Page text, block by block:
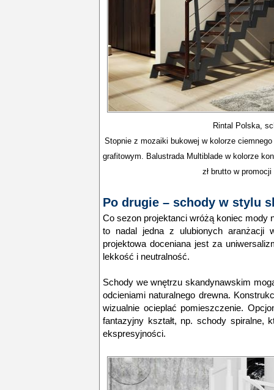
Rintal Polska,
Stopnie z mozaiki bukowej w kolorze
grafitowym. Balustrada Multiblade w kolorze
zł brutto w
Po drugie – schody w stylu
Co sezon projektanci wróżą koniec
to nadal jedna z ulubionych aranżacji
projektowa doceniana jest za
lekkość i neutralność.
Schody we wnętrzu skandynawskim
odcieniami naturalnego drewna.
wizualnie ocieplać pomieszczenie.
fantazyjny kształt, np. schody spiralne,
ekspresyjności.